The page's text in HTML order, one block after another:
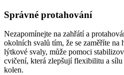
Správné protahování
Nezapomínejte na zahřátí a
okolních svalů tím, že se zaměříte na
lýtkové svaly, může pomoci
cvičení, která zlepšují flexibilitu a sílu
kolen.